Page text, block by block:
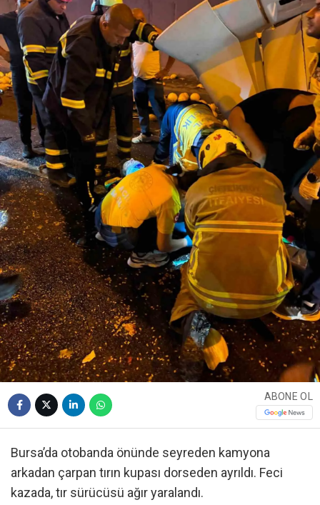
ABONE OL
Bursa’da otobanda önünde seyreden kamyona
arkadan çarpan tırın kupası dorseden ayrıldı. Feci
kazada, tır sürücüsü ağır yaralandı.